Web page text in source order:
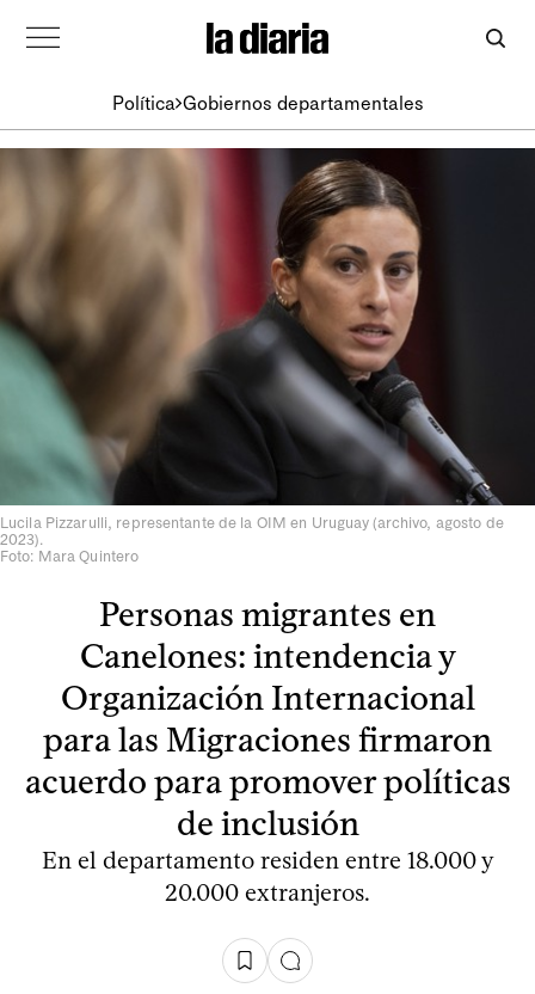
Política Gobiernos departamentales
Lucila Pizzarulli, representante de la OIM en Uruguay (archivo, agosto de
2023).
Foto: Mara Quintero
Personas migrantes en
Canelones: intendencia y
Organización Internacional
para las Migraciones firmaron
acuerdo para promover políticas
de inclusión
En el departamento residen entre 18.000 y
20.000 extranjeros.